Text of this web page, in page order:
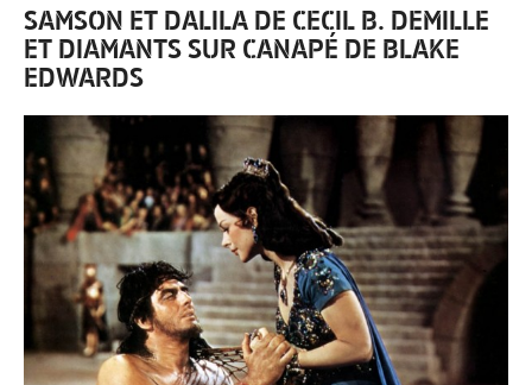
SAMSON ET DALILA DE CECIL B. DEMILLE
ET DIAMANTS SUR CANAPÉ DE BLAKE
EDWARDS